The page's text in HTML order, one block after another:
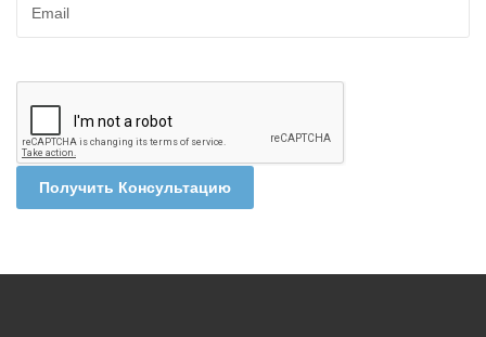
Получить Консультацию